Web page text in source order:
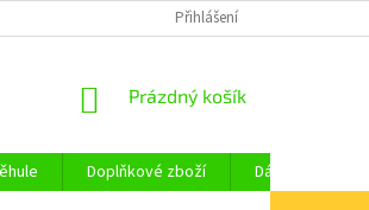
KAMENNÁ PRODEJNA
Přihlášení
NÁKUPNÍ
Prázdný košík
Doplňkové zboží
Dárkové